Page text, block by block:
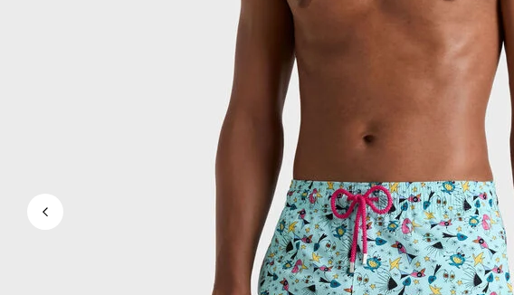
Magici
Vedi tutti i Costumi da bagno
Abbigliamento
Polo
Camicie
Bermuda
Pullover e Cardigan
Capispalla
Pantaloni
Maglieria
T-shirts
Modelli lounge